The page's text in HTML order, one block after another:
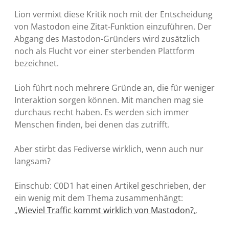
Lion vermixt diese Kritik noch mit der Entscheidung
von Mastodon eine Zitat-Funktion einzuführen. Der
Abgang des Mastodon-Gründers wird zusätzlich
noch als Flucht vor einer sterbenden Plattform
bezeichnet.
Lioh führt noch mehrere Gründe an, die für weniger
Interaktion sorgen können. Mit manchen mag sie
durchaus recht haben. Es werden sich immer
Menschen finden, bei denen das zutrifft.
Aber stirbt das Fediverse wirklich, wenn auch nur
langsam?
Einschub: C0D1 hat einen Artikel geschrieben, der
ein wenig mit dem Thema zusammenhängt:
„Wieviel Traffic kommt wirklich von Mastodon?„